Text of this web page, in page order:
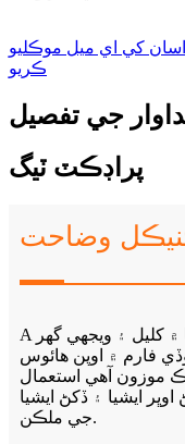
اسان کي اي ميل موڪليو
ڪريو
جي تفصيل
پراڊڪٽ ٽيگ
وضاحت
A فريم سسٽم ليئر بيٽري سسٽم سڄي دنيا ۾ کليل ۽ ويجهي گهر
فارم ۾ اوپن هائوس
موزون آهي استعمال
ايشيا ۽ ڏکڻ ايشيا
جي ملڪن.